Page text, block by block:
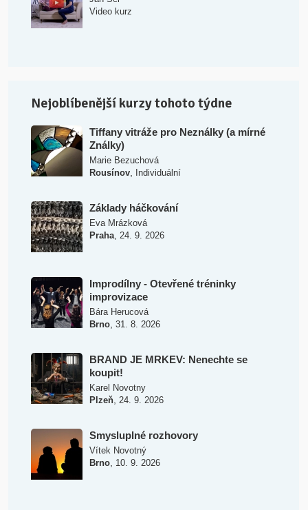
Video kurz
Nejoblíbenější kurzy tohoto týdne
Tiffany vitráže pro Neználky (a mírné
Ználky)
Marie Bezuchová
Rousínov, Individuální
Základy háčkování
Eva Mrázková
Praha, 24. 9. 2026
Improdílny - Otevřené tréninky
improvizace
Bára Herucová
Brno, 31. 8. 2026
BRAND JE MRKEV: Nenechte se
koupit!
Karel Novotny
Plzeň, 24. 9. 2026
Smysluplné rozhovory
Vítek Novotný
Brno, 10. 9. 2026